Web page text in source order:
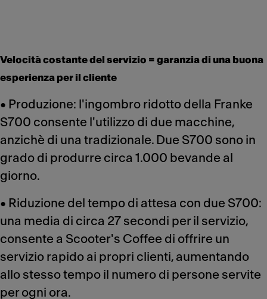
Velocità costante del servizio = garanzia di una buona
esperienza per il cliente
• Produzione: l'ingombro ridotto della Franke
S700 consente l'utilizzo di due macchine,
anzichè di una tradizionale. Due S700 sono in
grado di produrre circa 1.000 bevande al
giorno.
• Riduzione del tempo di attesa con due S700:
una media di circa 27 secondi per il servizio,
consente a Scooter's Coffee di offrire un
servizio rapido ai propri clienti, aumentando
allo stesso tempo il numero di persone servite
per ogni ora.